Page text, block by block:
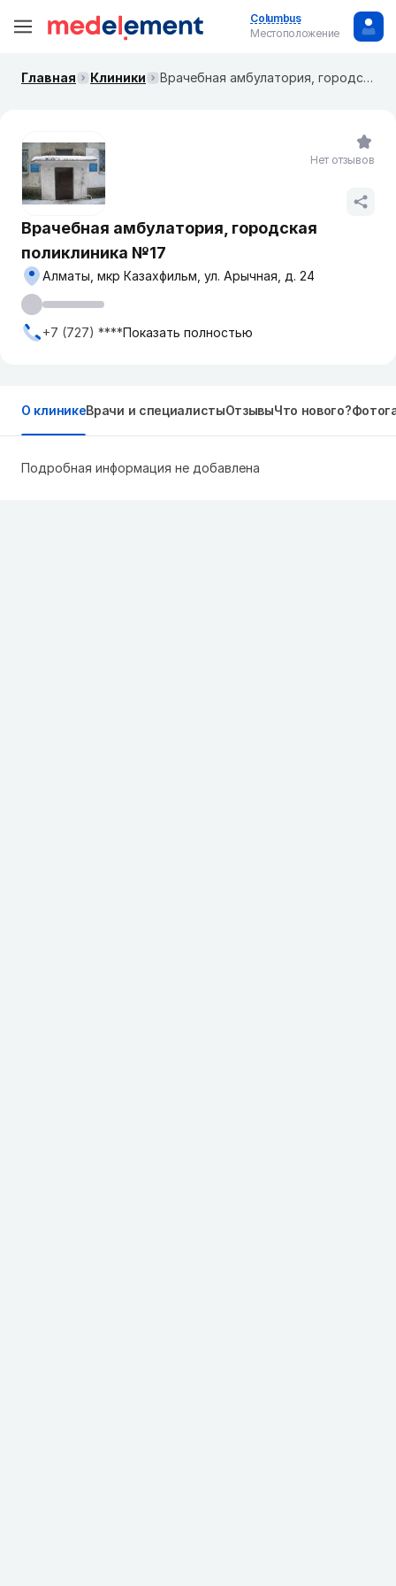
Columbus
Местоположение
Главная Клиники Врачебная амбулатория, городская поликлиника №17
Врачебная амбулатория, городская
поликлиника №17
Алматы, мкр Казахфильм, ул. Арычная, д. 24
+7 (727) ****Показать полностью
Нет отзывов
О клиникеВрачи и специалистыОтзывыЧто нового?
Подробная информация не добавлена